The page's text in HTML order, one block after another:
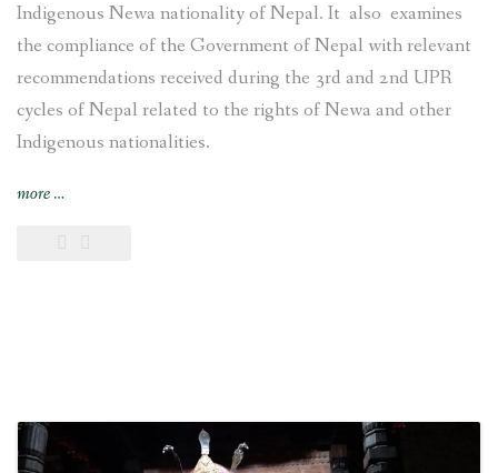
Indigenous Newa nationality of Nepal. It also examines
the compliance of the Government of Nepal with relevant
recommendations received during the 3rd and 2nd UPR
cycles of Nepal related to the rights of Newa and other
Indigenous nationalities.
more“Joint
on
communities
…